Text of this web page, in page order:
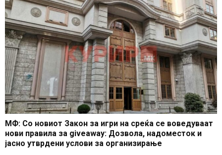
МФ: Со новиот Закон за игри на среќа се воведуваат
нови правила за giveaway: Дозвола, надоместок и
јасно утврдени услови за организирање